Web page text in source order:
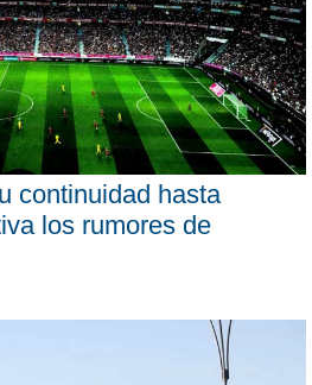
continuidad hasta
los rumores de